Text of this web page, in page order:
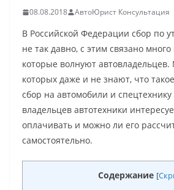
08.08.2018 АвтоЮрист Консультация
В Российской Федерации сбор по
не так давно, с этим связано
которые волнуют автовладельцев.
которых даже и не знают, что
сбор на автомобили и спецтехнику
владельцев автотехники
оплачивать и можно ли его
самостоятельно.
Содержание [